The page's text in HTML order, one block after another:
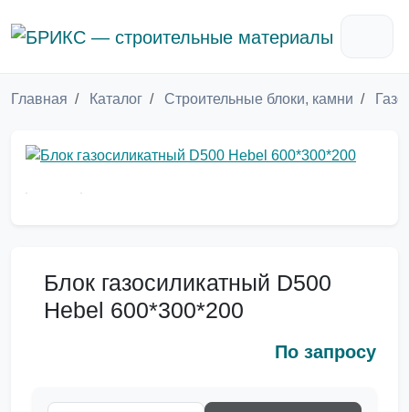
Главная Каталог Строительные блоки, камни
Блок газосиликатный D500
Hebel 600*300*200
По запросу